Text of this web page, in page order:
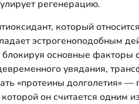
регенерацию.
который
эстрогеноподобным
блокируя основные
увядания,
«протеины долголетия» —
он считается одним